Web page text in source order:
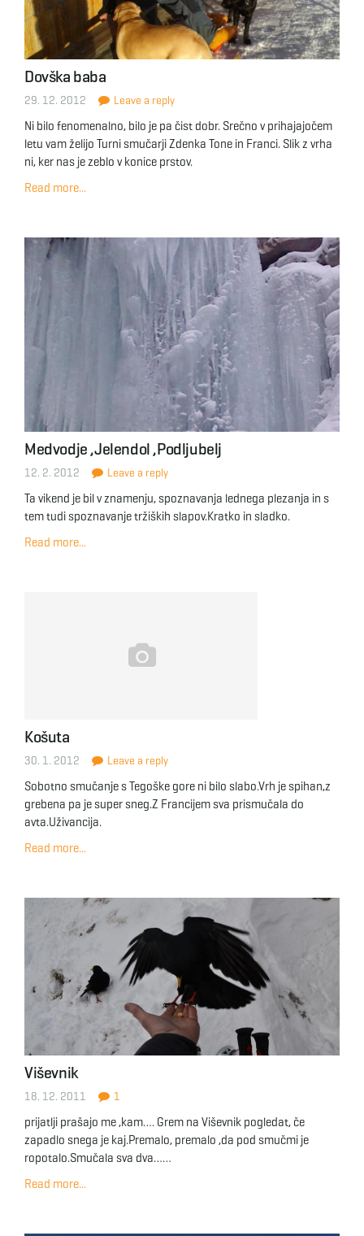
Dovška baba
29. 12. 2012 Leave a reply
Ni bilo fenomenalno, bilo je pa čist dobr. Srečno v prihajajočem
letu vam želijo Turni smučarji Zdenka Tone in Franci. Slik z vrha
ni, ker nas je zeblo v konice prstov.
Read more...
Medvodje ,Jelendol ,Podljubelj
12. 2. 2012 Leave a reply
Ta vikend je bil v znamenju, spoznavanja lednega plezanja in s
tem tudi spoznavanje tržiških slapov.Kratko in sladko.
Read more...
Košuta
30. 1. 2012 Leave a reply
Sobotno smučanje s Tegoške gore ni bilo slabo.Vrh je spihan,z
grebena pa je super sneg.Z Francijem sva prismučala do
avta.Uživancija.
Read more...
Viševnik
18. 12. 2011 1
prijatlji prašajo me ,kam…. Grem na Viševnik pogledat, če
zapadlo snega je kaj.Premalo, premalo ,da pod smučmi je
ropotalo.Smučala sva dva……
Read more...